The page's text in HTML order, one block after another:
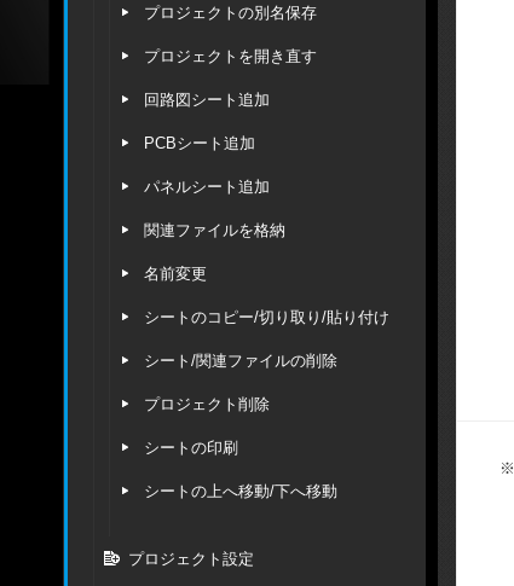
プロジェクトの別名保存
プロジェクトを開き直す
回路図シート追加
PCBシート追加
パネルシート追加
関連ファイルを格納
名前変更
シートのコピー/切り取り/貼り付け
シート/関連ファイルの削除
プロジェクト削除
シートの印刷
シートの上へ移動/下へ移動
プロジェクト設定
※